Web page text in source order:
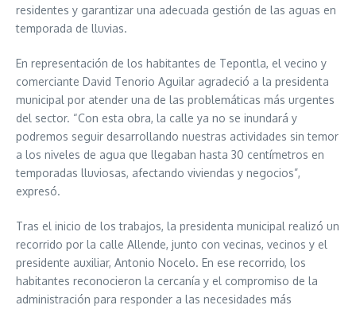
residentes y garantizar una adecuada gestión de las aguas en
temporada de lluvias.
En representación de los habitantes de Tepontla, el vecino y
comerciante David Tenorio Aguilar agradeció a la presidenta
municipal por atender una de las problemáticas más urgentes
del sector. “Con esta obra, la calle ya no se inundará y
podremos seguir desarrollando nuestras actividades sin temor
a los niveles de agua que llegaban hasta 30 centímetros en
temporadas lluviosas, afectando viviendas y negocios”,
expresó.
Tras el inicio de los trabajos, la presidenta municipal realizó un
recorrido por la calle Allende, junto con vecinas, vecinos y el
presidente auxiliar, Antonio Nocelo. En ese recorrido, los
habitantes reconocieron la cercanía y el compromiso de la
administración para responder a las necesidades más